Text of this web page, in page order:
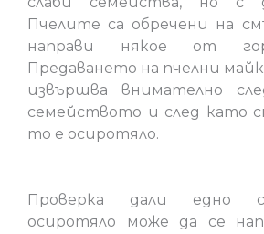
Пчелите са обречени на
направи някое от
Предаването на пчелни
извършва внимателно
семейството и след като
то е осиротяло.
Проверка дали едно
осиротяло може да се